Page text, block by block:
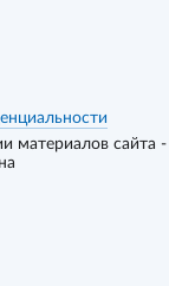
материалов сайта -